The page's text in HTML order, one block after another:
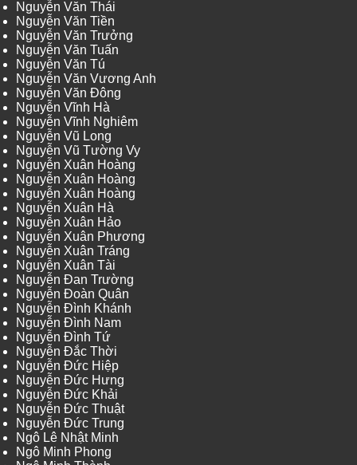
Nguyễn Văn Thái
Nguyễn Văn Tiền
Nguyễn Văn Trưởng
Nguyễn Văn Tuấn
Nguyễn Văn Tú
Nguyễn Văn Vương Anh
Nguyễn Văn Đông
Nguyễn Vĩnh Hà
Nguyễn Vĩnh Nghiêm
Nguyễn Vũ Long
Nguyễn Vũ Tường Vy
Nguyễn Xuân Hoàng
Nguyễn Xuân Hoàng
Nguyễn Xuân Hoàng
Nguyễn Xuân Hà
Nguyễn Xuân Hảo
Nguyễn Xuân Phương
Nguyễn Xuân Tráng
Nguyễn Xuân Tài
Nguyễn Đan Trường
Nguyễn Đoàn Quân
Nguyễn Đình Khánh
Nguyễn Đình Nam
Nguyễn Đình Tứ
Nguyễn Đắc Thời
Nguyễn Đức Hiệp
Nguyễn Đức Hưng
Nguyễn Đức Khải
Nguyễn Đức Thuật
Nguyễn Đức Trung
Ngô Lê Nhật Minh
Ngô Minh Phong